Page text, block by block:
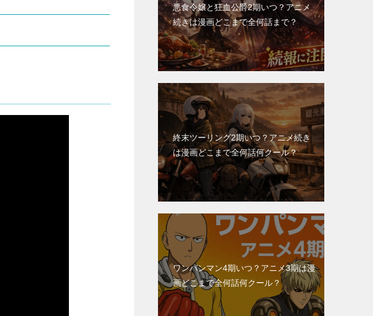
悪食令嬢と狂血公爵2期いつ？アニメ
続きは漫画どこまで全何話まで？
終末ツーリング2期いつ？アニメ続き
は漫画どこまで全何話何クール？
ワンパンマン4期いつ？アニメ3期は漫
画どこまで全何話何クール？